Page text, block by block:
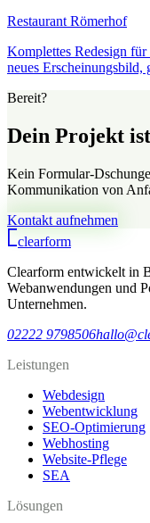
Restaurant Römerhof
Komplettes Redesign
neues Erscheinungsbild,
Bereit?
Dein Projekt
Kein Formular-
Kommunikation von
Kontakt aufnehmen
clearform
Clearform entwickelt in
Webanwendungen und
Unternehmen.
02222 9798506
Leistungen
Webdesign
Webentwicklung
SEO-Optimierung
Webhosting
Website-Pflege
SEA
Lösungen